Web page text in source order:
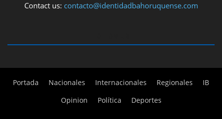
Contact us: contacto@identidadbahoruquense.com
Portada Nacionales Internacionales Regionales
IB
Opinion
Política Deportes